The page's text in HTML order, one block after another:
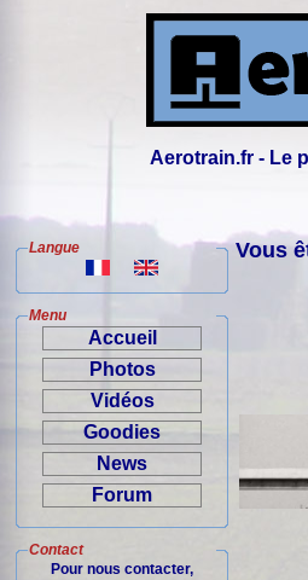
Aerotrain.fr - Le
Langue
Menu
Accueil
Photos
Vidéos
Goodies
News
Forum
Contact
Pour nous contacter,
Vous